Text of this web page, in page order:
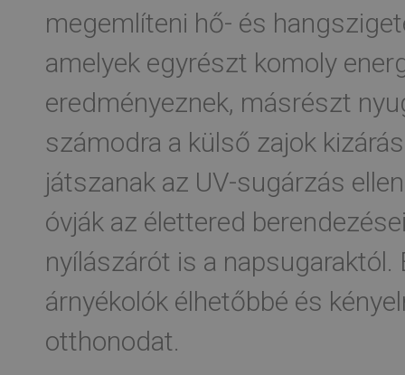
megemlíteni hő- és
amelyek egyrészt komoly
eredményeznek, másrészt
számodra a külső zajok
játszanak az UV-sugárzás
óvják az élettered
nyílászárót is a napsugaraktól.
árnyékolók élhetőbbé és
otthonodat.